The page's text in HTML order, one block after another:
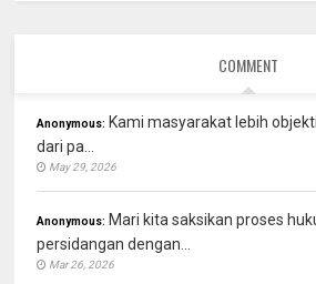
COMMENT
Anonymous: Kami masyarakat lebih
dari pa...
May 29, 2026
Anonymous: Mari kita saksikan proses
persidangan dengan...
Mar 26, 2026